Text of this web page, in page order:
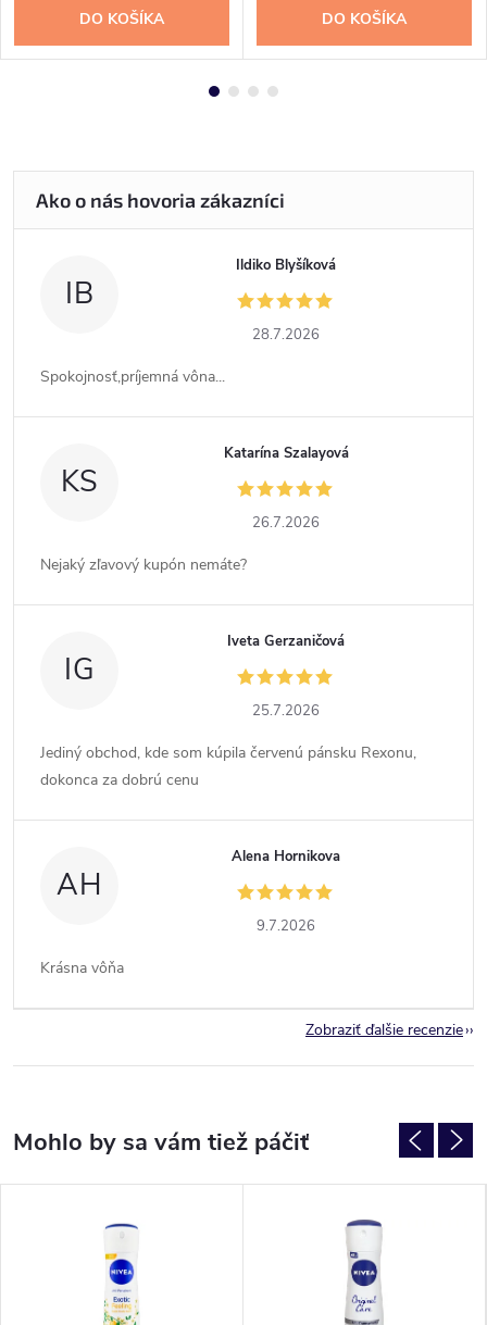
DO KOŠÍKA DO KOŠÍKA
IB
Ildiko Blyšíková
28.7.2026
Spokojnosť,príjemná vôna...
KS
Katarína Szalayová
26.7.2026
Nejaký zľavový kupón nemáte?
IG
Iveta Gerzaničová
25.7.2026
Jediný obchod, kde som kúpila červenú pánsku Rexonu,
dokonca za dobrú cenu
AH
Alena Hornikova
9.7.2026
Krásna vôňa
Zobraziť ďalšie recenzie